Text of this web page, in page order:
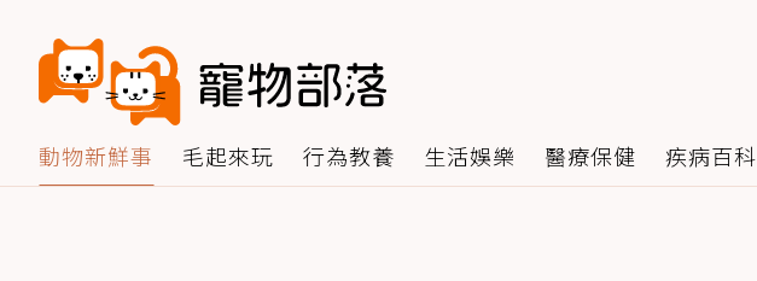
動物新鮮事 毛起來玩 行為教養 生活娛樂 醫療保健 疾病百科